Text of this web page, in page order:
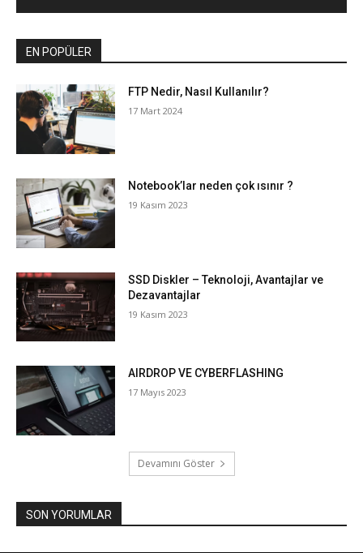
EN POPÜLER
FTP Nedir, Nasıl Kullanılır?
17 Mart 2024
Notebook’lar neden çok ısınır ?
19 Kasım 2023
SSD Diskler – Teknoloji, Avantajlar ve
Dezavantajlar
19 Kasım 2023
AIRDROP VE CYBERFLASHING
17 Mayıs 2023
Devamını Göster
SON YORUMLAR